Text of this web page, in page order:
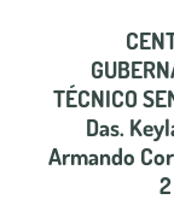
TÉCNICO
Das.
Armando